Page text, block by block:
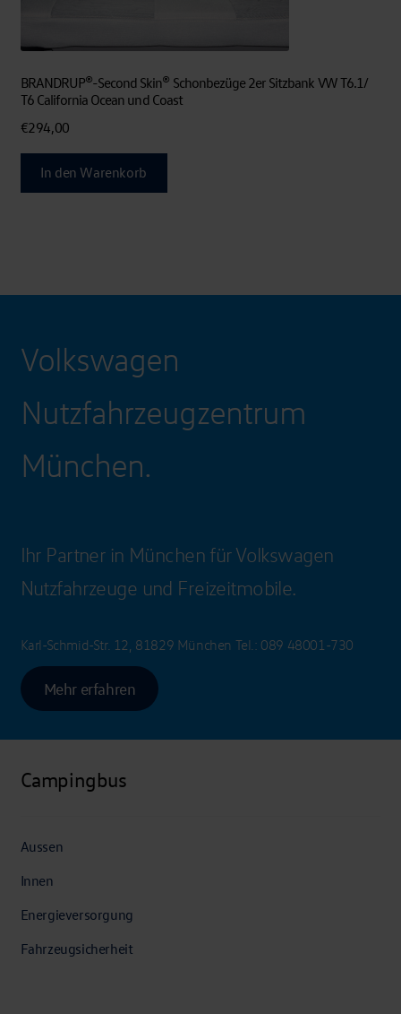
BRANDRUP®-Second Skin® Schonbezüge 2er Sitzbank VW T6.1/
T6 California Ocean und Coast
€294,00
In den Warenkorb
Volkswagen
Nutzfahrzeugzentrum
München.
Ihr Partner in München für Volkswagen
Nutzfahrzeuge und Freizeitmobile.
Karl-Schmid-Str. 12, 81829 München Tel.: 089 48001-730
Mehr erfahren
Campingbus
Aussen
Innen
Energieversorgung
Fahrzeugsicherheit